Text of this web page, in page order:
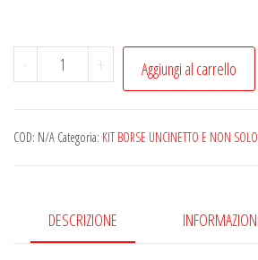
-
borsa
Marisol"
quantità
+ Aggiungi al carrello
COD: N/A Categoria: KIT BORSE UNCINETTO E NON SOLO
DESCRIZIONE